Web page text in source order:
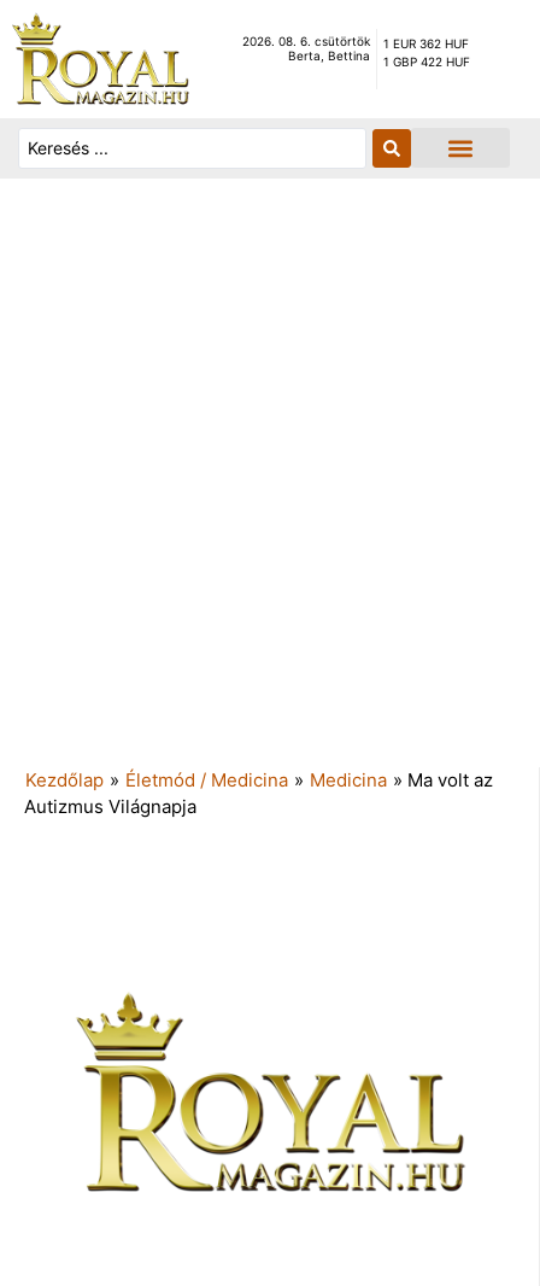
2026. 08. 6. csütörtök
Berta, Bettina
1 EUR 362 HUF
1 GBP 422 HUF
Kezdőlap » Életmód / Medicina » Medicina » Ma volt az
Autizmus Világnapja